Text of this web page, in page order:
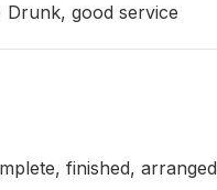
Drunk, good service
finished, arranged